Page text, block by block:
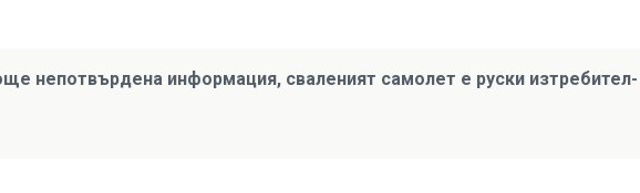
непотвърдена информация, сваленият самолет е руски изтребител-